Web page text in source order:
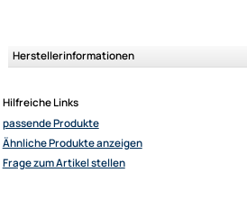
Der abgebildete Fahrzeugspezifische
Kriterium und sollte mit dem in Ihrem
Fahrzeugtypen und Radiogeräte
Ergänzende Erklärung: